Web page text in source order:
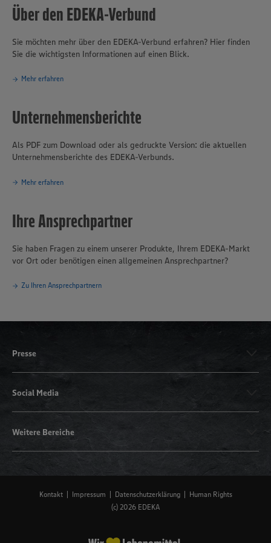
Deutschland.
Über den EDEKA-Verbund
Sie möchten mehr über den EDEKA-Verbund erfahren? Hier finden
Sie die wichtigsten Informationen auf einen Blick.
Mehr erfahren
Unternehmensberichte
Als PDF zum Download oder als gedruckte Version: die aktuellen
Unternehmensberichte des EDEKA-Verbunds.
Mehr erfahren
Ihre Ansprechpartner
Sie haben Fragen zu einem unserer Produkte, Ihrem EDEKA-Markt
vor Ort oder benötigen einen allgemeinen Ansprechpartner?
Zu Ihren Ansprechpartnern
Presse
Social Media
Weitere Bereiche
Kontakt Impressum Datenschutzerklärung
Human Rights
(c) 2026 EDEKA